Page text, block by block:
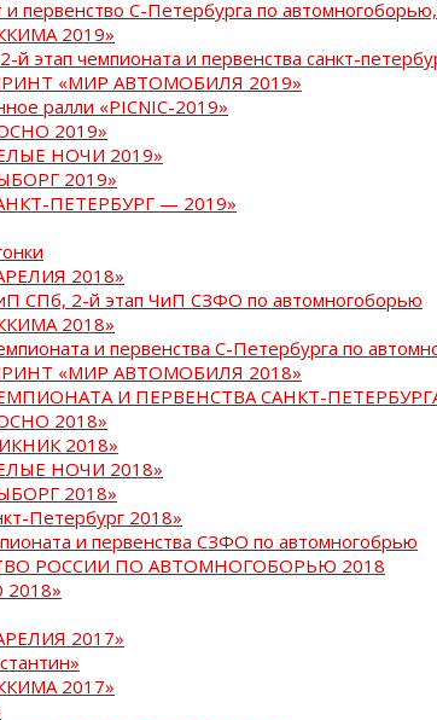
первенство С-Петербурга по
2019»
этап чемпионата и первенства санкт-
«МИР АВТОМОБИЛЯ 2019»
ралли «PICNIC-2019»
2019»
НОЧИ 2019»
2019»
ПЕТЕРБУРГ — 2019»
2018»
СПб, 2-й этап ЧиП СЗФО по автомногоборью
2018»
и первенства С-Петербурга по
«МИР АВТОМОБИЛЯ 2018»
И ПЕРВЕНСТВА САНКТ-
2018»
2018»
НОЧИ 2018»
2018»
Петербург 2018»
и первенства СЗФО по автомногобрью
РОССИИ ПО АВТОМНОГОБОРЬЮ 2018
2018»
2017»
2017»